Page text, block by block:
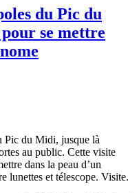
du Pic du
se mettre
Pic du Midi, jusque là
au public. Cette visite
dans la peau d’un
lunettes et télescope. Visite.